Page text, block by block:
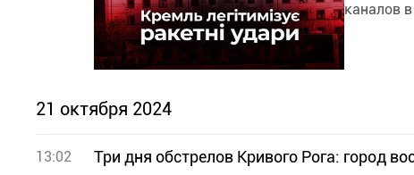
каналов
21 октября 2024
13:02 Три дня обстрелов Кривого Рога: город